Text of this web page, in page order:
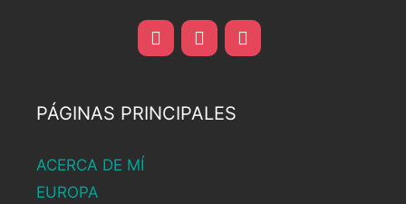
PÁGINAS PRINCIPALES
ACERCA DE MÍ
EUROPA